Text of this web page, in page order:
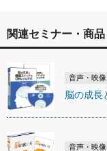
関連セミナー・商品
音声・映像
脳の成長
音声・映像